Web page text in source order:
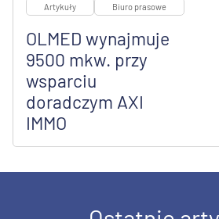
Artykuły Biuro prasowe
OLMED wynajmuje
9500 mkw. przy
wsparciu
doradczym AXI
IMMO